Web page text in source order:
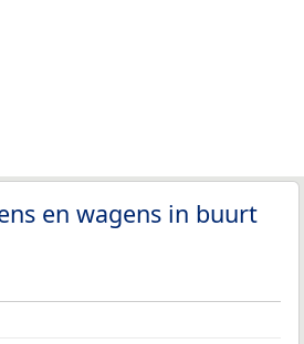
en wagens in buurt